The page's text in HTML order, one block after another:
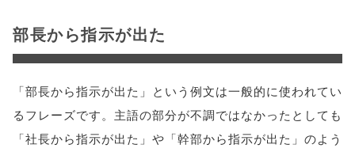
部長から指示が出た
「部長から指示が出た」という例文は一般的に使われてい
るフレーズです。主語の部分が不調ではなかったとしても
「社長から指示が出た」や「幹部から指示が出た」のよう